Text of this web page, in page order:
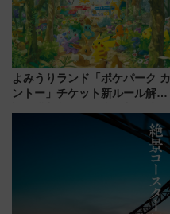
よみうりランド「ポケパーク カ
ントー」チケット新ルール解
本人確認が11月スタート